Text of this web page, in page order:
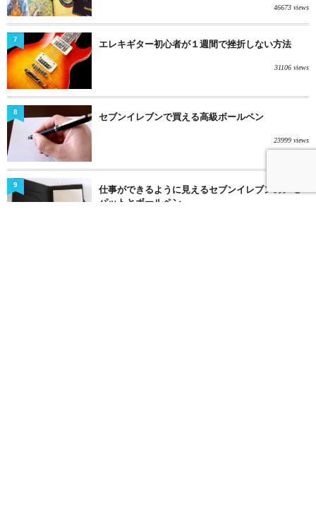
46673 views
エレキギター初心者が１週間で挫折しない方法
31106 views
7
セブンイレブンで買える高級ボールペン
23999 views
8
仕事ができるように見えるセブンイレブンのメモ
パットとボールペン
9